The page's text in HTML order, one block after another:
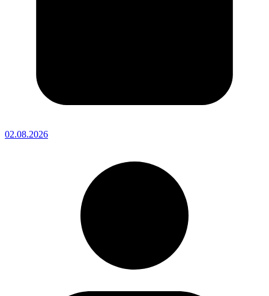
02.08.2026